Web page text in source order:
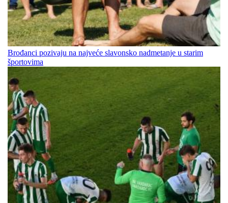
Brođanci pozivaju na najveće slavonsko nadmetanje u starim
športovima